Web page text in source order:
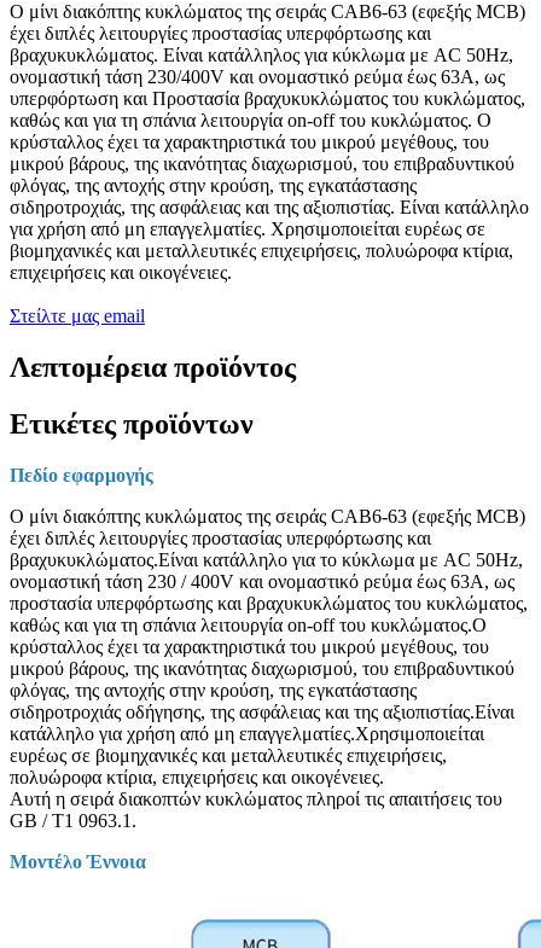
Ο μίνι διακόπτης κυκλώματος της σειράς CAB6-63 (εφεξής MCB)
έχει διπλές λειτουργίες προστασίας υπερφόρτωσης και
βραχυκυκλώματος. Είναι κατάλληλος για κύκλωμα με AC 50Hz,
ονομαστική τάση 230/400V και ονομαστικό ρεύμα έως 63A, ως
υπερφόρτωση και Προστασία βραχυκυκλώματος του κυκλώματος,
καθώς και για τη σπάνια λειτουργία on-off του κυκλώματος. Ο
κρύσταλλος έχει τα χαρακτηριστικά του μικρού μεγέθους, του
μικρού βάρους, της ικανότητας διαχωρισμού, του επιβραδυντικού
φλόγας, της αντοχής στην κρούση, της εγκατάστασης
σιδηροτροχιάς, της ασφάλειας και της αξιοπιστίας. Είναι κατάλληλο
για χρήση από μη επαγγελματίες. Χρησιμοποιείται ευρέως σε
βιομηχανικές και μεταλλευτικές επιχειρήσεις, πολυώροφα κτίρια,
επιχειρήσεις και οικογένειες.
Στείλτε μας email
Λεπτομέρεια προϊόντος
Ετικέτες προϊόντων
Πεδίο εφαρμογής
Ο μίνι διακόπτης κυκλώματος της σειράς CAB6-63 (εφεξής MCB)
έχει διπλές λειτουργίες προστασίας υπερφόρτωσης και
βραχυκυκλώματος.Είναι κατάλληλο για το κύκλωμα με AC 50Hz,
ονομαστική τάση 230 / 400V και ονομαστικό ρεύμα έως 63A, ως
προστασία υπερφόρτωσης και βραχυκυκλώματος του κυκλώματος,
καθώς και για τη σπάνια λειτουργία on-off του κυκλώματος.Ο
κρύσταλλος έχει τα χαρακτηριστικά του μικρού μεγέθους, του
μικρού βάρους, της ικανότητας διαχωρισμού, του επιβραδυντικού
φλόγας, της αντοχής στην κρούση, της εγκατάστασης
σιδηροτροχιάς οδήγησης, της ασφάλειας και της αξιοπιστίας.Είναι
κατάλληλο για χρήση από μη επαγγελματίες.Χρησιμοποιείται
ευρέως σε βιομηχανικές και μεταλλευτικές επιχειρήσεις,
πολυώροφα κτίρια, επιχειρήσεις και οικογένειες.
Αυτή η σειρά διακοπτών κυκλώματος πληροί τις απαιτήσεις του
GB / T1 0963.1.
Μοντέλο Έννοια